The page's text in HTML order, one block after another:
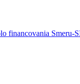
financovania Smeru-